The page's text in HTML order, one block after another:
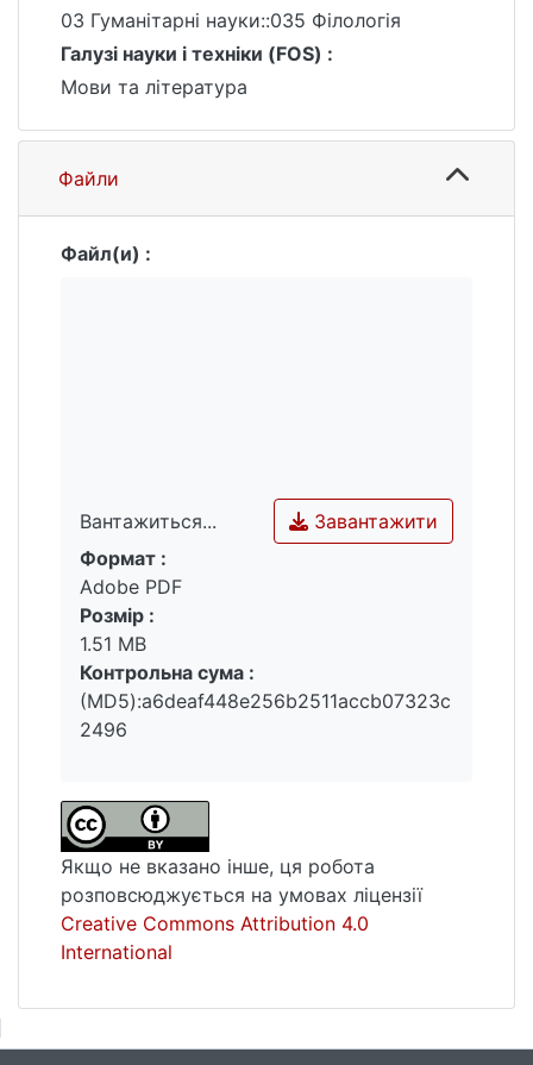
03 Гуманітарні науки::035 Філологія
Галузі науки і техніки (FOS) :
Мови та література
Файли
Файл(и) :
Вантажиться...
Вантажиться...
Завантажити
Формат :
Adobe PDF
Розмір :
1.51 MB
Контрольна сума :
(MD5):a6deaf448e256b2511accb07323c
2496
Якщо не вказано інше, ця робота
розповсюджується на умовах ліцензії
Creative Commons Attribution 4.0
International